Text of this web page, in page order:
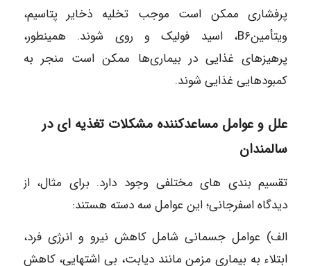
پرفشاری ممکن است موجب تخلیه ذخایر پتاسیم،
ویتأمینB۶، اسید فولیک و روی شوند. همینطور،
پرهیز‌های غذایی در بیماری‎‌ها ممکن است منجر به
کمبودهایی غذایی شوند.
علل و عوامل مساعدکننده مشکلات تغذیه‌ ای در
سالمندان
تقسیم‎ بندی‌ های مختلفی وجود دارد. برای مثال، از
دیدگاه اسفرجانی؛ این عوامل سه دسته هستند:
الف) عوامل جسمانی شامل کاهش نیرو و انرژی فرد،
ابتلاء به بیماری مزمن مانند دیابت، بی‎ اشتهایی، کاهش